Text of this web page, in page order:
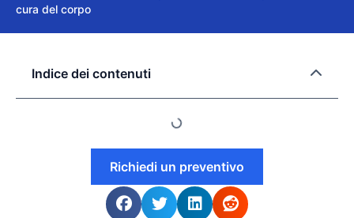
cura del corpo
Indice dei contenuti
Richiedi un preventivo